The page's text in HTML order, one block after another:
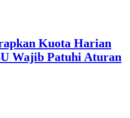
Kuota Harian
Wajib Patuhi Aturan